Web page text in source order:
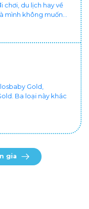
chơi, du lịch hay về
mình không muốn
bé nạ sữa ảnh
Gold,
Ba loại này khác
gia